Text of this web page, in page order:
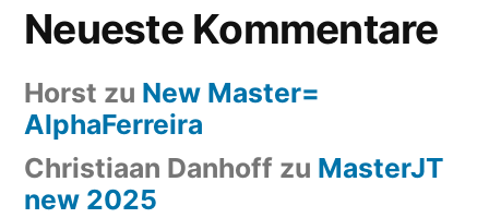
Neueste Kommentare
Horst zu New Master=
AlphaFerreira
Christiaan Danhoff zu MasterJT
new 2025